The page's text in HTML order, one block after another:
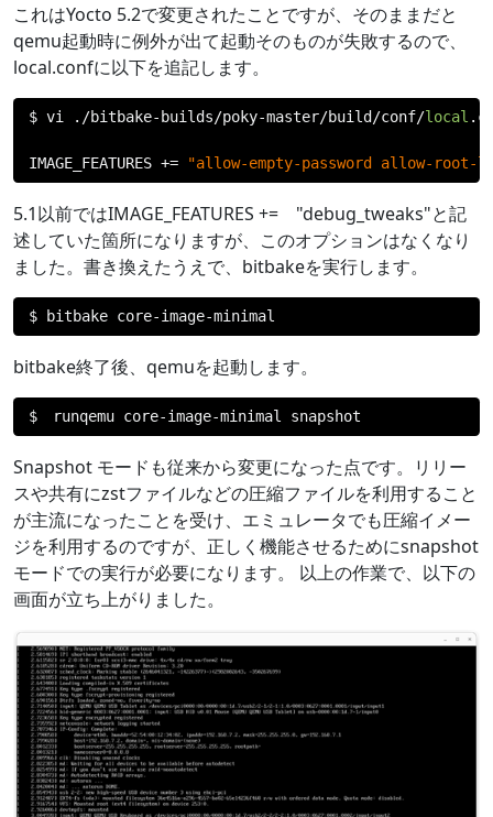
これはYocto 5.2で変更されたことですが、そのままだと
qemu起動時に例外が出て起動そのものが失敗するので、
local.confに以下を追記します。
$ vi ./bitbake- builds/poky-master/build /conf/local .
IMAGE_FEATURES += "allow-empty-password allow-
5.1以前ではIMAGE_FEATURES += "debug_tweaks"と記
述していた箇所になりますが、このオプションはなくなり
ました。書き換えたうえで、bitbakeを実行します。
$ bitbake core-image-minimal
bitbake終了後、qemuを起動します。
$ runqemu core-image-minimal snapshot
Snapshot モードも従来から変更になった点です。リリー
スや共有にzstファイルなどの圧縮ファイルを利用すること
が主流になったことを受け、エミュレータでも圧縮イメー
ジを利用するのですが、正しく機能させるためにsnapshot
モードでの実行が必要になります。 以上の作業で、以下の
画面が立ち上がりました。